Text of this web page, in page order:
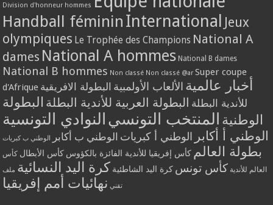
Division d'honneur hommes
Handball féminin International Jeux
olympiques Le Trophée des Champions National A
dames National A hommes National B dames
National B hommes Non classé Non classé @ar Super coupe
d'Afrique
أخبار عالمية الألعاب الأولمبية البطولة الافريقية
للأندية البطلة البطولة العربية للأندية البطلة البطولة
الوطنية المنتخب التونسي النوادي التونسية
الوطني أ أكابر الوطني أ كبريات الوطني ب أكابر الوطني ب كبريات
بطولة العالم كأس إفريقيا للأندية الفائزة بالكؤوس كأس الأبطال كأس
العالم للأندية كأس تونس كرة اليد الشاطئية كرة اليد النسائية ملف
تقني نهائيات أمم إفريقيا